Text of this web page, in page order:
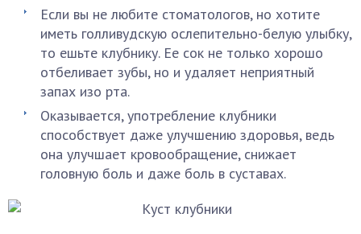
Если вы не любите стоматологов, но хотите
иметь голливудскую ослепительно-белую улыбку,
то ешьте клубнику. Ее сок не только хорошо
отбеливает зубы, но и удаляет неприятный
запах изо рта.
Оказывается, употребление клубники
способствует даже улучшению здоровья, ведь
она улучшает кровообращение, снижает
головную боль и даже боль в суставах.